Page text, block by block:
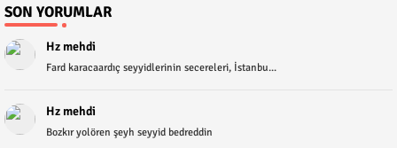
SON YORUMLAR
Hz mehdi
Fard karacaardıç seyyidlerinin secereleri, İstanbu...
Hz mehdi
Bozkır yolören şeyh seyyid bedreddin